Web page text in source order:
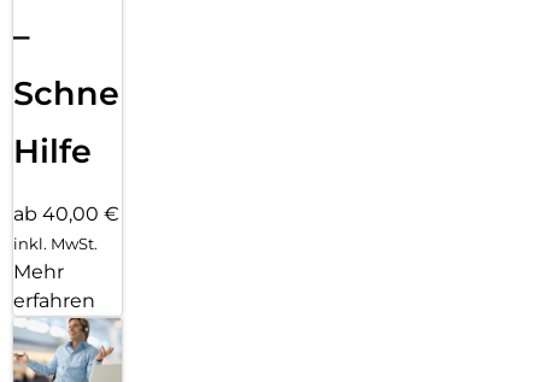
–
Schnelle
Hilfe
ab 40,00 €
inkl. MwSt.
Mehr
erfahren